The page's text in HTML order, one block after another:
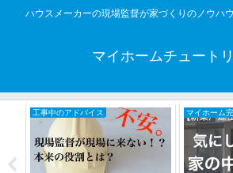
ハウスメーカーの現場監督が家づくりのノウハ
マイホームチュート
工事中のアドバイス